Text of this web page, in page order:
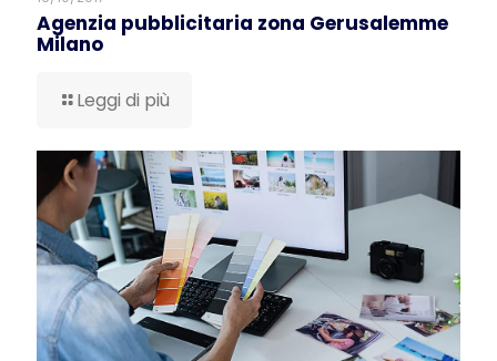
Agenzia pubblicitaria zona Gerusalemme
Milano
Leggi di più